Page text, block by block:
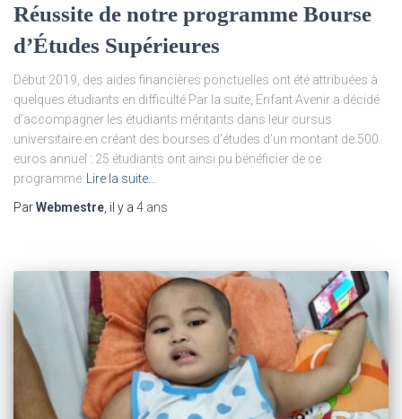
Réussite de notre programme Bourse
d’Études Supérieures
Début 2019, des aides financières ponctuelles ont été attribuées à
quelques étudiants en difficulté Par la suite, Enfant Avenir a décidé
d’accompagner les étudiants méritants dans leur cursus
universitaire en créant des bourses d’études d’un montant de 500
euros annuel : 25 étudiants ont ainsi pu bénéficier de ce
programme
Lire la suite…
ParWebmestre , il y a 4 ans